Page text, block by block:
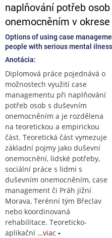
naplňování potřeb
onemocněním v
Options of using case
people with serious mental
Anotácia:
Diplomová práce pojednává o
možnostech využití case
managementu při naplňování
potřeb osob s duševním
onemocněním a je rozdělena
na teoretickou a empirickou
část. Teoretická část vymezuje
základní pojmy jako duševní
onemocnění, lidské potřeby,
sociální práce s lidmi s
duševním onemocněním, case
management či Práh jižní
Morava, Terénní tým Břeclav
nebo koordinovaná
rehabilitace. Teoreticko-
aplikační …viac